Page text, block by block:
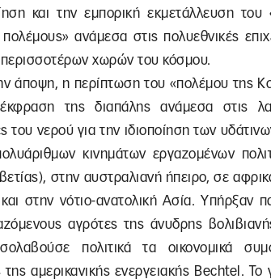
και την εμπορική εκμετάλλευση
ανάμεσα στις πολυεθνικές
περισσοτέρων χωρών του κόσμου.
άποψη, η περίπτωση του «πολέμου της
της διαπάλης ανάμεσα στις
του νερού για την ιδιοποίηση των
κινημάτων εργαζομένων
στην αυστραλιανή ήπειρο, σε
και στην νότιο-ανατολική Ασία. Υπήρξαν
αγρότες της άνυδρης
πολιτικά τα οικονομικά
της αμερικανικής ενεργειακής Bechtel. Το